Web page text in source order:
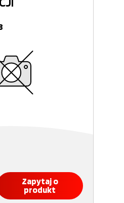
Zapytaj o
produkt